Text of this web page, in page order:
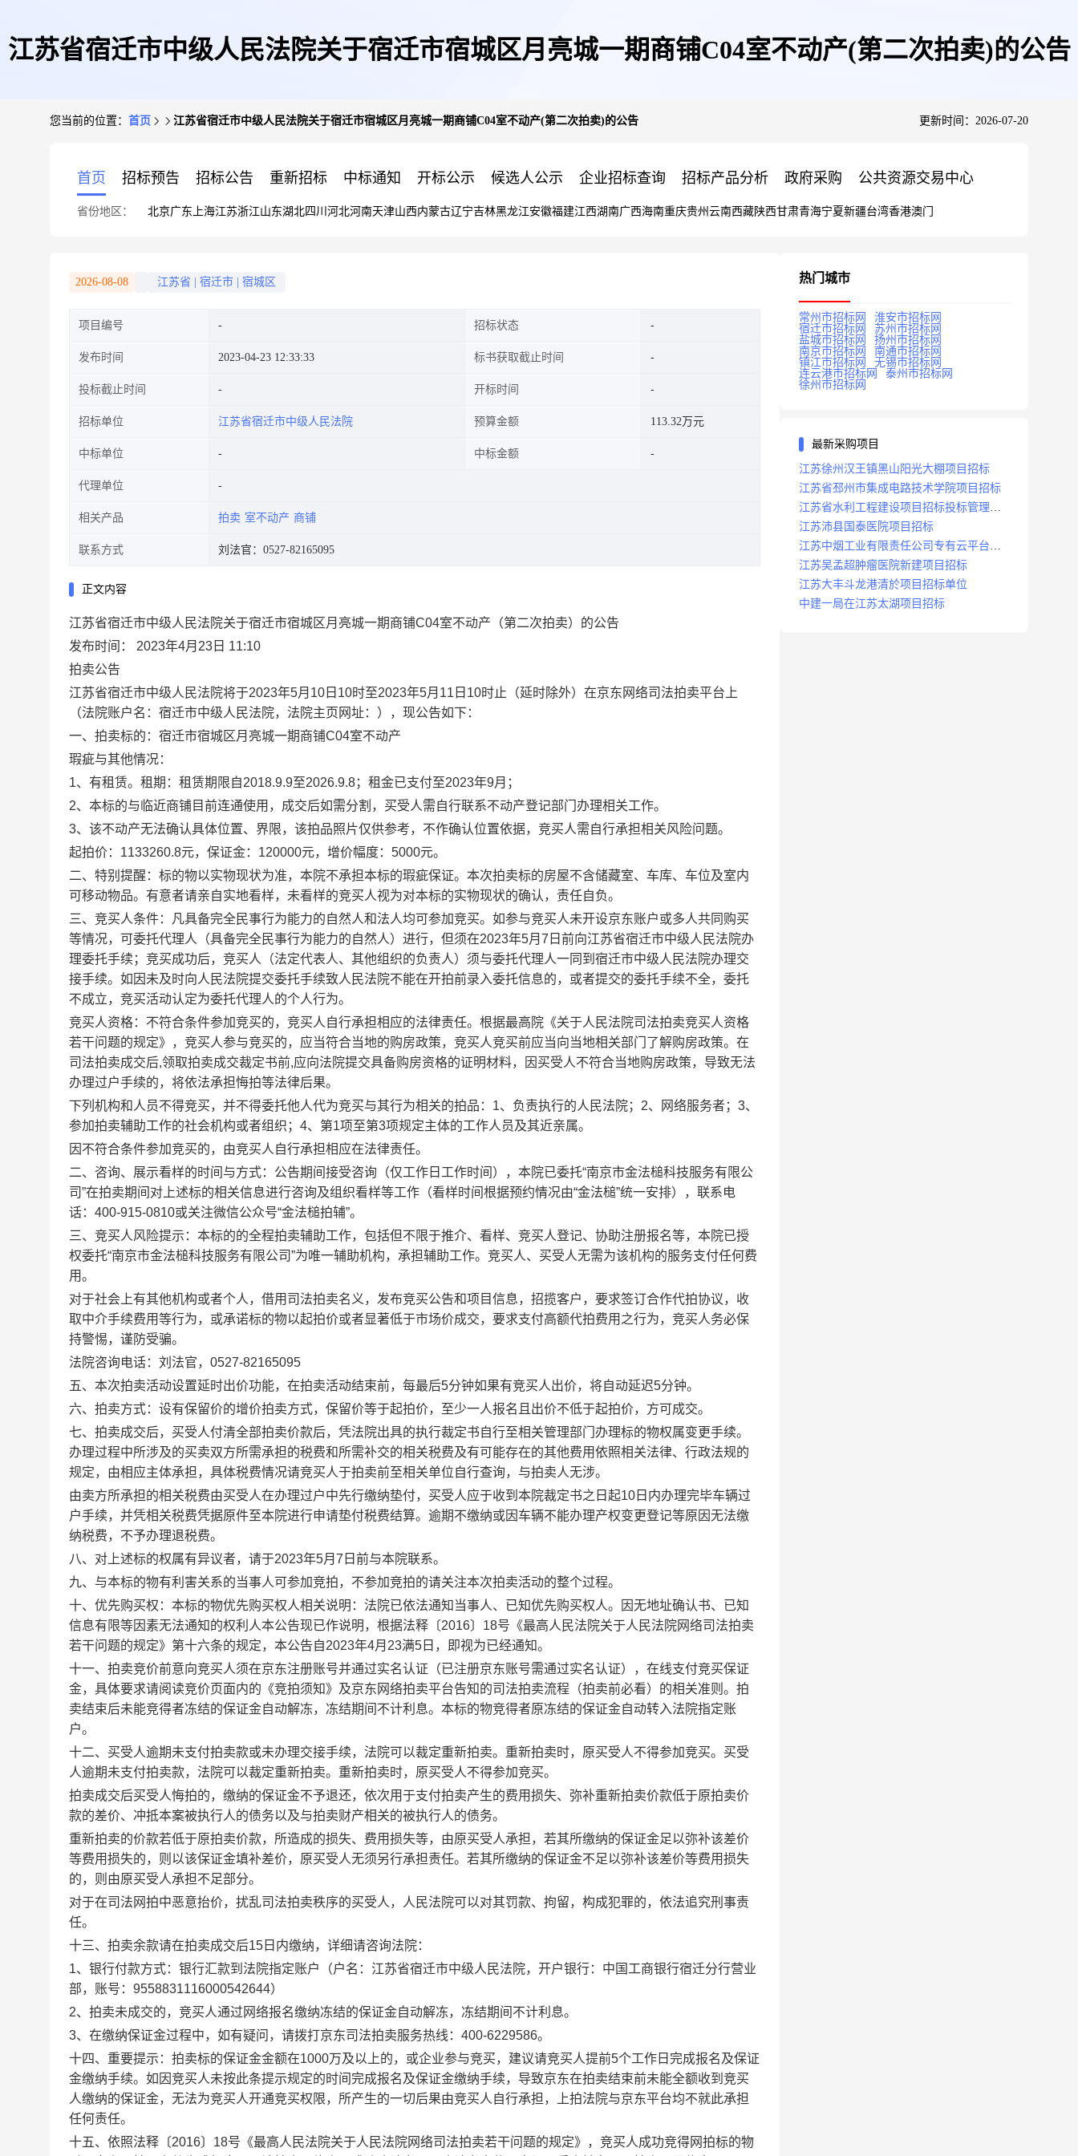
江苏省宿迁市中级人民法院关于宿迁市宿城区月亮城一期商铺C04室不动产(第二次拍卖)的公告
您当前的位置： 首页 江苏省宿迁市中级人民法院关于宿迁市宿城区月亮城一期商铺C04室不动产(第二次拍卖)的公告 更新时间：2026-07-20
首页 招标预告 招标公告 重新招标 中标通知 开标公示 候选人公示 企业招标查询 招标产品分析 政府采购 公共资源交易中心
省份地区： 北京广东 上海江苏浙江山东湖北四川 河北河南天津山西内蒙古辽宁吉林黑龙江安徽福建江西湖南广西海南重庆贵州 云南西藏陕西甘肃青海宁夏新疆台湾香港澳门
2026-08-08 江苏省 宿迁市 宿城区
项目编号 招标状态
发布时间 2023-04-23 12:33:33 标书获取截止时间
投标截止时间 开标时间
招标单位 江苏省宿迁市中级人民法院 预算金额 113.32万元
中标单位 中标金额
代理单位
相关产品 拍卖 室不动产 商铺
联系方式 刘法官：0527-82165095
正文内容
江苏省宿迁市中级人民法院关于宿迁市宿城区月亮城一期商铺C04室不动产（第二次拍卖）的公告
发布时间： 2023年4月23日 11:10
拍卖公告
江苏省宿迁市中级人民法院将于2023年5月10 日 10时至2023年5月11 日 10时止（延时除外） 在京东网络司法拍卖平台上
（法院账户名：宿迁市中级人民法院，法院主页网址： ），现公告如下：
一、 拍卖标的： 宿迁市宿城区月亮城一期商铺C04室不动产
瑕疵与其他情况：
1、 有租赁。租期：租赁期限自2018.9.9至2026.9.8；租金已支付至2023年9月；
2、 本标的与临近商铺目前连通使用，成交后如需分割，买受人需自行联系不动产登记部门办理相关工作。
3、 该不动产无法确认具体位置、界限，该拍品照片仅供参考，不作确认位置依据，竞买人需自行承担相关风险问题。
起拍价： 1133260.8元，保证金： 120000元，增价幅度： 5000元。
二、特别提醒： 标的物以实物现状为准，本院不承担本标的瑕疵保证。本次拍卖标的房屋不含储藏室、车库、车位及室内
可移动物品。有意者请亲自实地看样，未看样的竞买人视为对本标的实物现状的确认，责任自负。
三、竞买人条件：
凡具备完全民事行为能力的自然人和法人均可参加竞买。如参与竞买人未开设京东账户或多人共同购买
等情况，可委托代理人（具备完全民事行为能力的自然人）进行，但须在2023年5月 7 日前向江苏省宿迁市中级人民法院办
理委托手续；竞买成功后，竞买人（法定代表人、其他组织的负责人）须与委托代理人一同到宿迁市中级人民法院办理交
接手续。如因未及时向人民法院提交委托手续致人民法院不能在开拍前录入委托信息的，或者提交的委托手续不全，委托
不成立，竞买活动认定为委托代理人的个人行为。
竞买人资格：不符合条件参加竞买的，竞买人自行承担相应的法律责任。根据最高院《关于人民法院司法拍卖竞买人资格
若干问题的规定》，竞买人参与竞买的，应当符合当地的购房政策，竞买人竞买前应当向当地相关部门了解购房政策。在
司法拍卖成交后,领取拍卖成交裁定书前,应向法院提交具备购房资格的证明材料，因买受人不符合当地购房政策，导致无法
办理过户手续的，将依法承担悔拍等法律后果。
下列机构和人员不得竞买，并不得委托他人代为竞买与其行为相关的拍品： 1、负责执行的人民法院； 2、网络服务者； 3、
参加拍卖辅助工作的社会机构或者组织； 4、第1项至第3项规定主体的工作人员及其近亲属。
因不符合条件参加竞买的，由竞买人自行承担相应在法律责任。
二、 咨询、展示看样的时间与方式：公告期间接受咨询（仅工作日工作时间），本院已委托“南京市金法槌科技服务有限公
司”在拍卖期间对上述标的相关信息进行咨询及组织看样等工作（看样时间根据预约情况由“金法槌”统一安排），联系电
话： 400-915-0810或关注微信公众号“金法槌拍辅”。
三、 竞买人风险提示：本标的的全程拍卖辅助工作，包括但不限于推介、看样、竞买人登记、协助注册报名等，本院已授
权委托“南京市金法槌科技服务有限公司”为唯一辅助机构，承担辅助工作。竞买人、买受人无需为该机构的服务支付任何费
用。
对于社会上有其他机构或者个人，借用司法拍卖名义，发布竞买公告和项目信息，招揽客户，要求签订合作代拍协议，收
取中介手续费用等行为，或承诺标的物以起拍价或者显著低于市场价成交，要求支付高额代拍费用之行为，竞买人务必保
持警惕，谨防受骗。
法院咨询电话：刘法官， 0527-82165095
五、本次拍卖活动设置延时出价功能， 在拍卖活动结束前，每最后5分钟如果有竞买人出价，将自动延迟5分钟。
六、拍卖方式：设有保留价的增价拍卖方式， 保留价等于起拍价，至少一人报名且出价不低于起拍价，方可成交。
七、拍卖成交后，买受人付清全部拍卖价款后，凭法院出具的执行裁定书自行至相关管理部门办理标的物权属变更手续。
办理过程中所涉及的买卖双方所需承担的税费和所需补交的相关税费及有可能存在的其他费用依照相关法律、行政法规的
规定，由相应主体承担，具体税费情况请竞买人于拍卖前至相关单位自行查询，与拍卖人无涉。
由卖方所承担的相关税费由买受人在办理过户中先行缴纳垫付，买受人应于收到本院裁定书之日起10 日内办理完毕车辆过
户手续，并凭相关税费凭据原件至本院进行申请垫付税费结算。逾期不缴纳或因车辆不能办理产权变更登记等原因无法缴
纳税费，不予办理退税费。
八、 对上述标的权属有异议者，请于2023年5月 7 日前与本院联系。
九、 与本标的物有利害关系的当事人可参加竞拍，不参加竞拍的请关注本次拍卖活动的整个过程。
十、优先购买权： 本标的物优先购买权人相关说明：法院已依法通知当事人、已知优先购买权人。因无地址确认书、已知
信息有限等因素无法通知的权利人本公告现已作说明，根据法释〔2016〕 18号《最高人民法院关于人民法院网络司法拍卖
若干问题的规定》第十六条的规定， 本公告自2023年4月23满5 日，即视为已经通知。
十一、 拍卖竞价前意向竞买人须在京东注册账号并通过实名认证（已注册京东账号需通过实名认证），在线支付竞买保证
金，具体要求请阅读竞价页面内的《竞拍须知》及京东网络拍卖平台告知的司法拍卖流程（拍卖前必看）的相关准则。拍
卖结束后未能竞得者冻结的保证金自动解冻，冻结期间不计利息。本标的物竞得者原冻结的保证金自动转入法院指定账
户。
十二、 买受人逾期未支付拍卖款或未办理交接手续，法院可以裁定重新拍卖。重新拍卖时，原买受人不得参加竞买。买受
人逾期未支付拍卖款，法院可以裁定重新拍卖。重新拍卖时，原买受人不得参加竞买。
拍卖成交后买受人悔拍的，缴纳的保证金不予退还，依次用于支付拍卖产生的费用损失、弥补重新拍卖价款低于原拍卖价
款的差价、冲抵本案被执行人的债务以及与拍卖财产相关的被执行人的债务。
重新拍卖的价款若低于原拍卖价款，所造成的损失、费用损失等，由原买受人承担，若其所缴纳的保证金足以弥补该差价
等费用损失的，则以该保证金填补差价，原买受人无须另行承担责任。若其所缴纳的保证金不足以弥补该差价等费用损失
的，则由原买受人承担不足部分。
对于在司法网拍中恶意抬价，扰乱司法拍卖秩序的买受人，人民法院可以对其罚款、拘留，构成犯罪的，依法追究刑事责
任。
十三、拍卖余款请在拍卖成交后15 日内缴纳，详细请咨询法院：
1、银行付款方式：银行汇款到法院指定账户（户名：江苏省宿迁市中级人民法院，开户银行：中国工商银行宿迁分行营业
部，账号： 9558831116000542644）
2、 拍卖未成交的，竞买人通过网络报名缴纳冻结的保证金自动解冻，冻结期间不计利息。
3、 在缴纳保证金过程中，如有疑问，请拨打京东司法拍卖服务热线： 400-6229586。
十四、重要提示：拍卖标的保证金金额在1000万及以上的，或企业参与竞买，建议请竞买人提前5个工作日完成报名及保证
金缴纳手续。如因竞买人未按此条提示规定的时间完成报名及保证金缴纳手续，导致京东在拍卖结束前未能全额收到竞买
人缴纳的保证金，无法为竞买人开通竞买权限，所产生的一切后果由竞买人自行承担，上拍法院与京东平台均不就此承担
任何责任。
十五、 依照法释〔2016〕 18号《最高人民法院关于人民法院网络司法拍卖若干问题的规定》，竞买人成功竞得网拍标的物
热门城市
常州市招标网
淮安市招标网
宿迁市招标网
苏州市招标网
盐城市招标网
扬州市招标网
南京市招标网
南通市招标网
镇江市招标网
无锡市招标网
连云港市招标网
泰州市招标网
徐州市招标网
最新采购项目
江苏徐州汉王镇黑山阳光大棚项目招标
江苏省邳州市集成电路技术学院项目招标
江苏省水利工程建设项目招标投标管理办
法
江苏沛县国泰医院项目招标
江苏中烟工业有限责任公司专有云平台扩
容项目招标
江苏吴孟超肿瘤医院新建项目招标
江苏大丰斗龙港清於项目招标单位
中建一局在江苏太湖项目招标